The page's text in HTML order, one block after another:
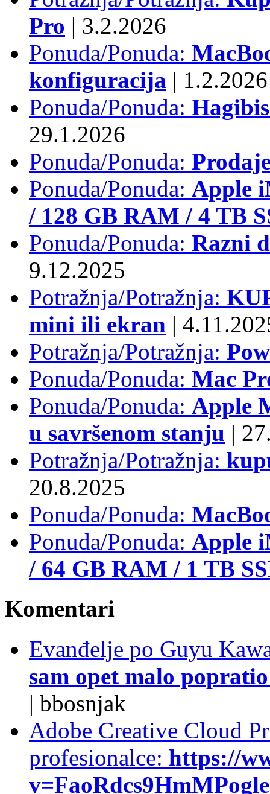
Pro | 3.2.2026
Ponuda/Ponuda:
konfiguracija | 1.2.2026
Ponuda/Ponuda:
29.1.2026
Ponuda/Ponuda:
Ponuda/Ponuda: Apple
/ 128 GB RAM / 4 TB
Ponuda/Ponuda: Razni
9.12.2025
Potražnja/Potražnja:
mini ili ekran |
Potražnja/Potražnja:
Ponuda/Ponuda: Mac
Ponuda/Ponuda: Apple
u savršenom stanju |
Potražnja/Potražnja:
20.8.2025
Ponuda/Ponuda:
Ponuda/Ponuda: Apple
/ 64 GB RAM / 1 TB
Komentari
Evanđelje po Guyu
sam opet malo
| bbosnjak
Adobe Creative Cloud
profesionalce: https://